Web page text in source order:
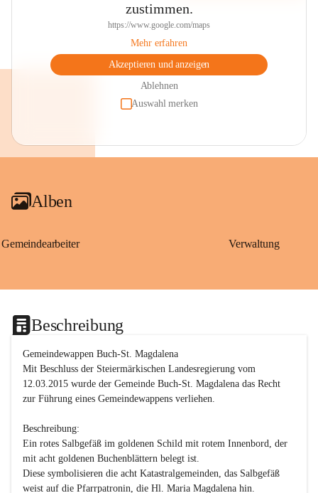
zustimmen.
https://www.google.com/maps
Mehr erfahren
Akzeptieren und anzeigen
Ablehnen
Auswahl merken
Alben
Gemeindearbeiter Verwaltung
Beschreibung
Gemeindewappen Buch-St. Magdalena
Mit Beschluss der Steiermärkischen Landesregierung vom
12.03.2015 wurde der Gemeinde Buch-St. Magdalena das Recht
zur Führung eines Gemeindewappens verliehen.
Beschreibung:
Ein rotes Salbgefäß im goldenen Schild mit rotem Innenbord, der
mit acht goldenen Buchenblättern belegt ist.
Diese symbolisieren die acht Katastralgemeinden, das Salbgefäß